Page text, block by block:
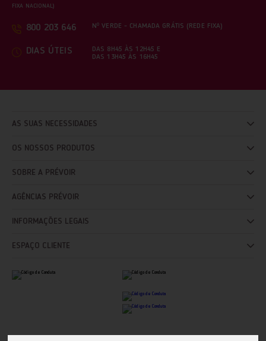
FIXA NACIONAL)
800 203 646 Nº VERDE - CHAMADA GRÁTIS (REDE FIXA)
DIAS ÚTEIS
DAS 8H45 ÀS 12H45 E
DAS 13H45 ÀS 16H45
AS SUAS NECESSIDADES
OS NOSSOS PRODUTOS
SOBRE A PRÉVOIR
AGÊNCIAS PRÉVOIR
INFORMAÇÕES LEGAIS
ESPAÇO CLIENTE